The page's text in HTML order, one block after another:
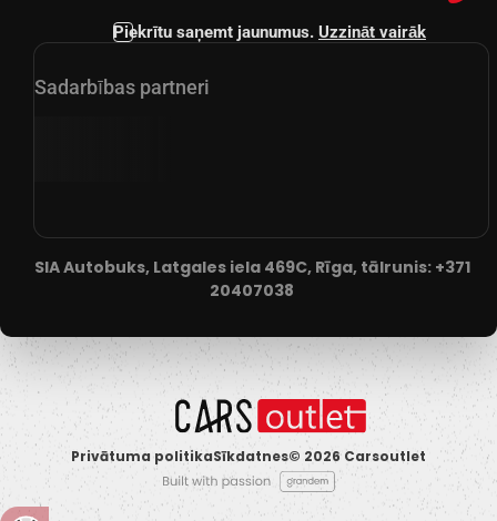
Piekrītu saņemt jaunumus. Uzzināt vairāk
Sadarbības partneri
SIA Autobuks, Latgales iela 469C, Rīga, tālrunis: +371
20407038
Privātuma politikaSīkdatnes© 2026 Carsoutlet